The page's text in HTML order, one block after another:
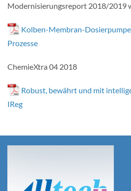
Modernisierungsreport 2018/2019
Kolben-Membran-
Prozesse
ChemieXtra 04 2018
Robust, bewährt und mit
IReg